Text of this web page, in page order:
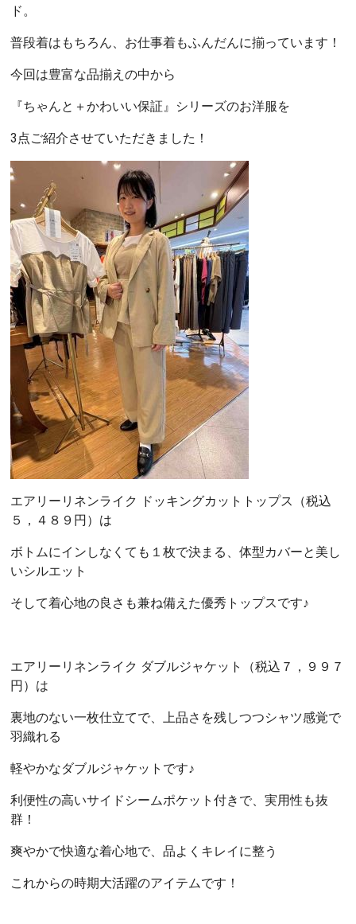
ド。
普段着はもちろん、お仕事着もふんだんに揃っています！
今回は豊富な品揃えの中から
『ちゃんと＋かわいい保証』シリーズのお洋服を
3点ご紹介させていただきました！
エアリーリネンライク ドッキングカットトップス（税込
５，４８９円）は
ボトムにインしなくても１枚で決まる、体型カバーと美し
いシルエット
そして着心地の良さも兼ね備えた優秀トップスです♪
エアリーリネンライク ダブルジャケット（税込７，９９７
円）は
裏地のない一枚仕立てで、上品さを残しつつシャツ感覚で
羽織れる
軽やかなダブルジャケットです♪
利便性の高いサイドシームポケット付きで、実用性も抜
群！
爽やかで快適な着心地で、品よくキレイに整う
これからの時期大活躍のアイテムです！